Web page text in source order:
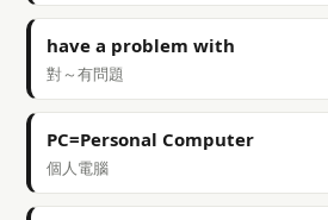
have a problem with
對～有問題
PC=Personal Computer
個人電腦